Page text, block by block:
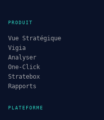
PRODUIT
Vue Stratégique
Vigia
Analyser
One-Click
Stratebox
Rapports
PLATEFORME